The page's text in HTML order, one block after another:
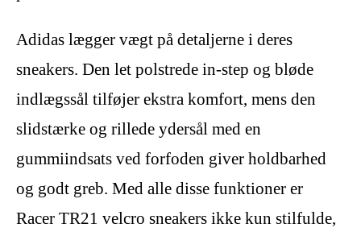
Adidas lægger vægt på detaljerne i deres
sneakers. Den let polstrede in-step og bløde
indlægssål tilføjer ekstra komfort, mens den
slidstærke og rillede ydersål med en
gummiindsats ved forfoden giver holdbarhed
og godt greb. Med alle disse funktioner er
Racer TR21 velcro sneakers ikke kun stilfulde,